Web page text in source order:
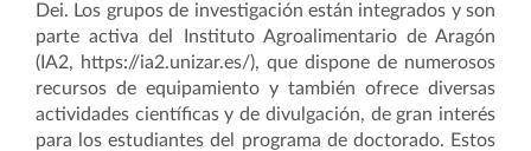
Dei. Los grupos de investigación están integrados y son
parte activa del Instituto Agroalimentario de Aragón
(IA2, https://ia2.unizar.es/), que dispone de numerosos
recursos de equipamiento y también ofrece diversas
actividades científicas y de divulgación, de gran interés
para los estudiantes del programa de doctorado. Estos